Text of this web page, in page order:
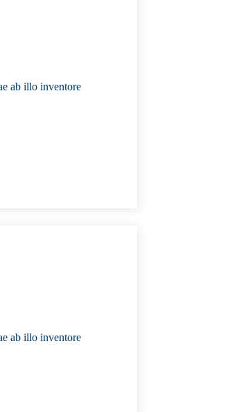
ab illo inventore
ab illo inventore